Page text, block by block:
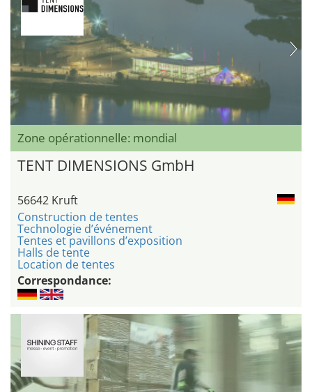
Zone opérationnelle: mondial
TENT DIMENSIONS GmbH
56642 Kruft
Construction de tentes
Technologie d’événement
Tentes et pavillons d’exposition
Halls de tente
Location de tentes
Correspondance: